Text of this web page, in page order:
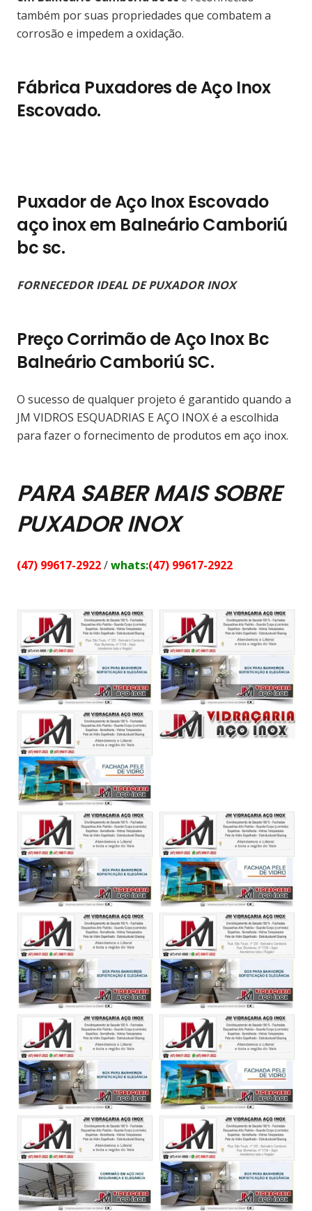
também por suas propriedades que combatem a
corrosão e impedem a oxidação.
Fábrica Puxadores de Aço Inox
Escovado.
Puxador de Aço Inox Escovado
aço inox em Balneário Camboriú
bc sc.
FORNECEDOR IDEAL DE PUXADOR INOX
Preço Corrimão de Aço Inox Bc
Balneário Camboriú SC.
O sucesso de qualquer projeto é garantido quando a
JM VIDROS ESQUADRIAS E AÇO INOX é a escolhida
para fazer o fornecimento de produtos em aço inox.
PARA SABER MAIS SOBRE
PUXADOR INOX
(47) 99617-2922/whats:(47) 99617-2922